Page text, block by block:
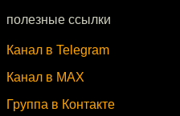
полезные ссылки
Канал в Telegram
Канал в MAX
Группа в Контакте